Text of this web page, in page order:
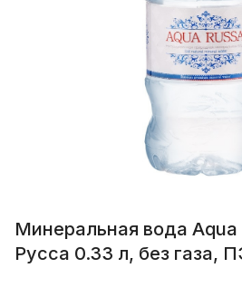
Минеральная вода Aqua
Русса 0.33 л, без газа,